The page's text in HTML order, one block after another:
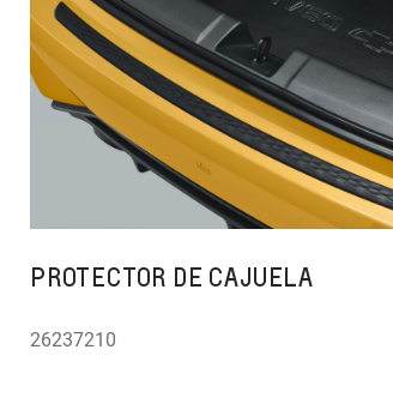
PROTECTOR DE CAJUELA
26237210